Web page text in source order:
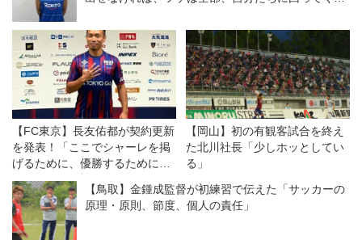
【FC東京】長友佑都が契約更新
を発表！「ここでシャーレを掲
げるために、優勝するために戦
いたい」
【岡山】初の有観客試合を終え
た北川社長「少しホッとしてい
る」
【鳥取】金鍾成監督が初練習で伝えた「サッカーの
原理・原則、節度、個人の責任」